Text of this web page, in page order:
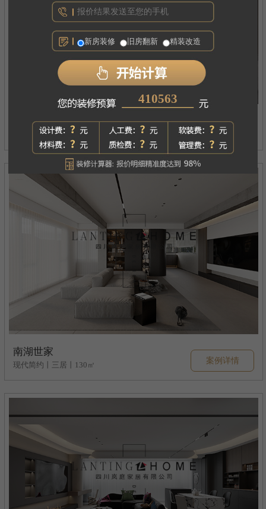
西府琅悦
现代简约丨四居丨180㎡ 案例详情
南湖世家
现代简约丨三居丨130㎡ 案例详情
新房装修 旧房翻新 精装改造
275382